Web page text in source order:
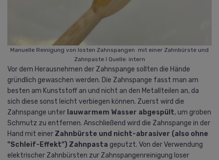
Manuelle Reinigung von losten Zahnspangen mit einer Zahnbürste und
Zahnpaste I Quelle: intern
Vor dem Herausnehmen der Zahnspange sollten die Hände
gründlich gewaschen werden. Die Zahnspange fasst man am
besten am Kunststoff an und nicht an den Metallteilen an, da
sich diese sonst leicht verbiegen können. Zuerst wird die
Zahnspange unter lauwarmem Wasser abgespült, um groben
Schmutz zu entfernen. Anschließend wird die Zahnspange in der
Hand mit einer Zahnbürste und nicht-abrasiver (also ohne
"Schleif-Effekt") Zahnpasta geputzt. Von der Verwendung
elektrischer Zahnbürsten zur Zahnspangenreinigung loser